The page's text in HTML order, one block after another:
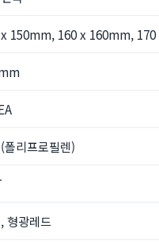
150mm, 160 x 160mm,
폴리프로필렌)
형광레드